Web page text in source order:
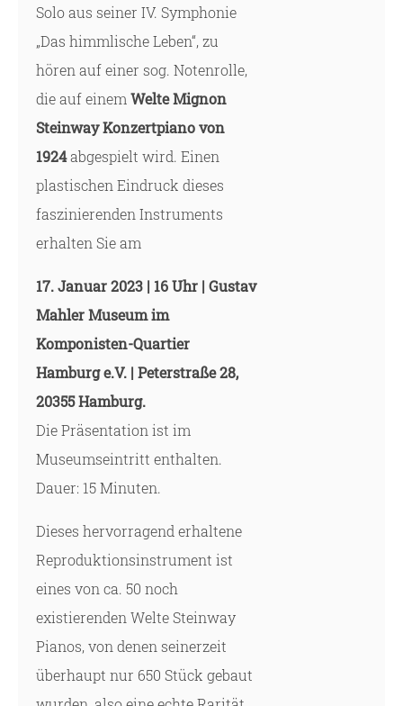
Solo aus seiner IV. Symphonie
„Das himmlische Leben“, zu
hören auf einer sog. Notenrolle,
die auf einem Welte Mignon
Steinway Konzertpiano von
1924abgespielt wird. Einen
plastischen Eindruck dieses
faszinierenden Instruments
erhalten Sie am
17. Januar 2023 | 16 Uhr | Gustav
Mahler Museum im
Komponisten-Quartier
Hamburg e.V. | Peterstraße 28,
20355 Hamburg.
Die Präsentation ist im
Museumseintritt enthalten.
Dauer: 15 Minuten.
Dieses hervorragend erhaltene
Reproduktionsinstrument ist
eines von ca. 50 noch
existierenden Welte Steinway
Pianos, von denen seinerzeit
überhaupt nur 650 Stück gebaut